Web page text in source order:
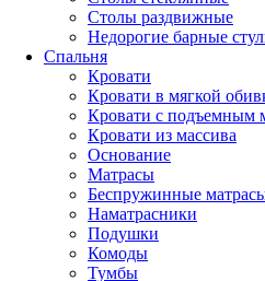
Столы раздвижные
Недорогие барные
Спальня
Кровати
Кровати в мягкой
Кровати с подъемным
Кровати из массива
Основание
Матрасы
Беспружинные
Наматрасники
Подушки
Комоды
Тумбы